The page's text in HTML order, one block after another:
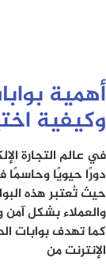
أهمية
وكيفية
في عالم التجارة
دورًا حيويًا
حيث تُعتبر هذه
والعملاء بشكل
كما تهدف بوابات
الإنترنت من